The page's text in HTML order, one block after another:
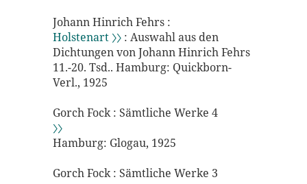
Johann Hinrich Fehrs :
Holstenart 〉〉 : Auswahl aus den
Dichtungen von Johann Hinrich Fehrs
11.-20. Tsd.. Hamburg: Quickborn-
Verl., 1925
Gorch Fock : Sämtliche Werke 4
〉〉
Hamburg: Glogau, 1925
Gorch Fock : Sämtliche Werke 3